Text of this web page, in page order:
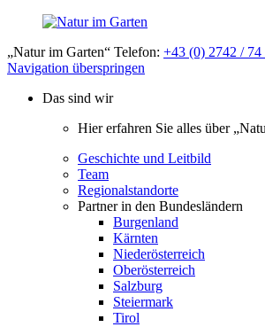
„Natur im Garten“ Telefon: +43 (0) 2742 / 74
Navigation überspringen
Das sind wir
Hier erfahren Sie alles über
Geschichte und Leitbild
Team
Regionalstandorte
Partner in den Bundesländern
Burgenland
Kärnten
Niederösterreich
Oberösterreich
Salzburg
Steiermark
Tirol